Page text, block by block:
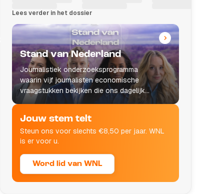
Lees verder in het dossier
Stand van Nederland
Journalistiek onderzoeksprogramma
waarin vijf journalisten economische
vraagstukken bekijken die ons dagelijks
leven raken.
Jouw stem telt
Steun ons voor slechts €8,50 per jaar. WNL
is er voor u.
Word lid van WNL